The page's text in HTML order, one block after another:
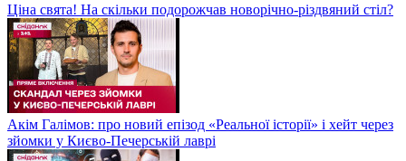
Ціна свята! На скільки подорожчав новорічно-різдвяний стіл?
Акім Галімов: про новий епізод «Реальної історії» і хейт через
зйомки у Києво-Печерській лаврі